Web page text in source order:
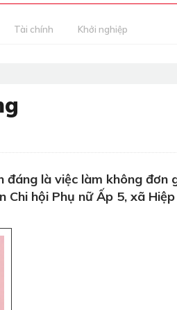
Tài chính Khởi nghiệp
đáng là việc làm không đơn
hội Phụ nữ Ấp 5, xã